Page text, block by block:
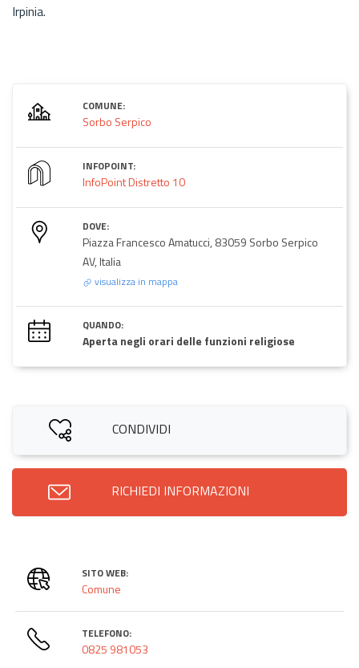
Irpinia.
COMUNE:
Sorbo Serpico
INFOPOINT:
InfoPoint Distretto 10
DOVE:
Piazza Francesco Amatucci, 83059 Sorbo Serpico
AV, Italia
visualizza in mappa
QUANDO:
Aperta negli orari delle funzioni religiose
CONDIVIDI
RICHIEDI INFORMAZIONI
SITO WEB:
Comune
TELEFONO:
0825 981053